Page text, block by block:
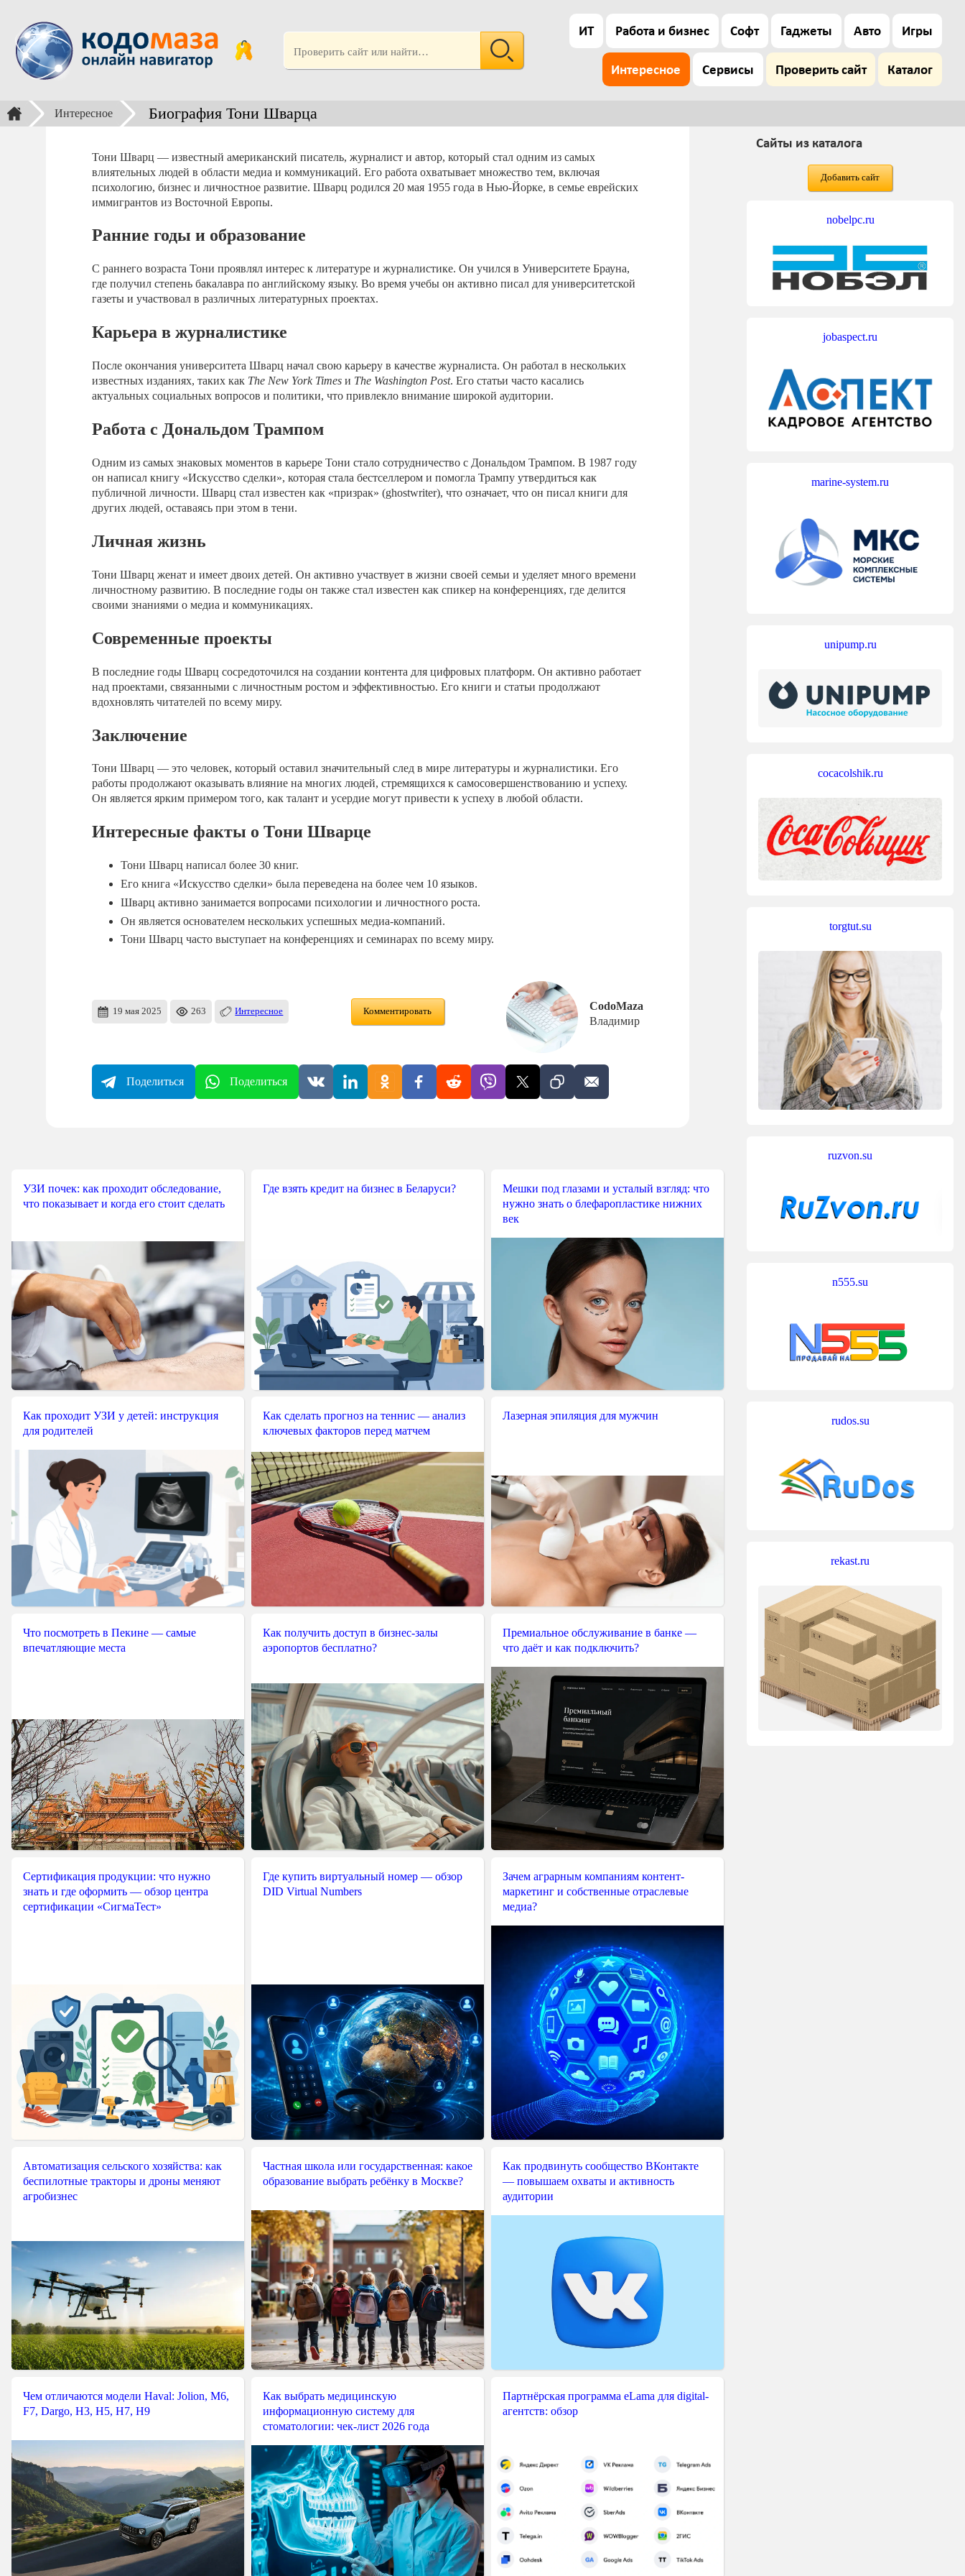
ИТ Работа и бизнес Софт Гаджеты Авто Игры
Интересное Сервисы Проверить сайт Каталог
Интересное Биография Тони Шварца
Тони Шварц — известный американский писатель, журналист и автор, который стал одним из самых
влиятельных людей в области медиа и коммуникаций. Его работа охватывает множество тем, включая
психологию, бизнес и личностное развитие. Шварц родился 20 мая 1955 года в Нью-Йорке, в семье еврейских
иммигрантов из Восточной Европы.
Ранние годы и образование
С раннего возраста Тони проявлял интерес к литературе и журналистике. Он учился в Университете Брауна,
где получил степень бакалавра по английскому языку. Во время учебы он активно писал для университетской
газеты и участвовал в различных литературных проектах.
Карьера в журналистике
После окончания университета Шварц начал свою карьеру в качестве журналиста. Он работал в нескольких
известных изданиях, таких как The New York Times и The Washington Post. Его статьи часто касались
актуальных социальных вопросов и политики, что привлекло внимание широкой аудитории.
Работа с Дональдом Трампом
Одним из самых знаковых моментов в карьере Тони стало сотрудничество с Дональдом Трампом. В 1987 году
он написал книгу «Искусство сделки», которая стала бестселлером и помогла Трампу утвердиться как
публичной личности. Шварц стал известен как «призрак» (ghostwriter), что означает, что он писал книги для
других людей, оставаясь при этом в тени.
Личная жизнь
Тони Шварц женат и имеет двоих детей. Он активно участвует в жизни своей семьи и уделяет много времени
личностному развитию. В последние годы он также стал известен как спикер на конференциях, где делится
своими знаниями о медиа и коммуникациях.
Современные проекты
В последние годы Шварц сосредоточился на создании контента для цифровых платформ. Он активно работает
над проектами, связанными с личностным ростом и эффективностью. Его книги и статьи продолжают
вдохновлять читателей по всему миру.
Заключение
Тони Шварц — это человек, который оставил значительный след в мире литературы и журналистики. Его
работы продолжают оказывать влияние на многих людей, стремящихся к самосовершенствованию и успеху.
Он является ярким примером того, как талант и усердие могут привести к успеху в любой области.
Интересные факты о Тони Шварце
Тони Шварц написал более 30 книг.
Его книга «Искусство сделки» была переведена на более чем 10 языков.
Шварц активно занимается вопросами психологии и личностного роста.
Он является основателем нескольких успешных медиа-компаний.
Тони Шварц часто выступает на конференциях и семинарах по всему миру.
19 мая 2025 263 Интересное Комментировать
CodoMaza
Владимир
Поделиться Поделиться
УЗИ почек: как проходит обследование,
что показывает и когда его стоит сделать
Где взять кредит на бизнес в Беларуси?
Мешки под глазами и усталый взгляд: что
нужно знать о блефаропластике нижних
век
Как проходит УЗИ у детей: инструкция
для родителей
Как сделать прогноз на теннис — анализ
ключевых факторов перед матчем
Лазерная эпиляция для мужчин
Что посмотреть в Пекине — самые
впечатляющие места
Как получить доступ в бизнес-залы
аэропортов бесплатно?
Премиальное обслуживание в банке —
что даёт и как подключить?
Сертификация продукции: что нужно
знать и где оформить — обзор центра
сертификации «СигмаТест»
Где купить виртуальный номер — обзор
DID Virtual Numbers
Зачем аграрным компаниям контент-
маркетинг и собственные отраслевые
медиа?
Автоматизация сельского хозяйства: как
беспилотные тракторы и дроны меняют
агробизнес
Частная школа или государственная: какое
образование выбрать ребёнку в Москве?
Как продвинуть сообщество ВКонтакте
— повышаем охваты и активность
аудитории
Чем отличаются модели Haval: Jolion, M6,
F7, Dargo, H3, H5, H7, H9
Как выбрать медицинскую
информационную систему для
стоматологии: чек-лист 2026 года
Партнёрская программа eLama для digital-
агентств: обзор
Сайты из каталога
Добавить сайт
nobelpc.ru
jobaspect.ru
marine-system.ru
unipump.ru
cocacolshik.ru
torgtut.su
ruzvon.su
n555.su
rudos.su
rekast.ru